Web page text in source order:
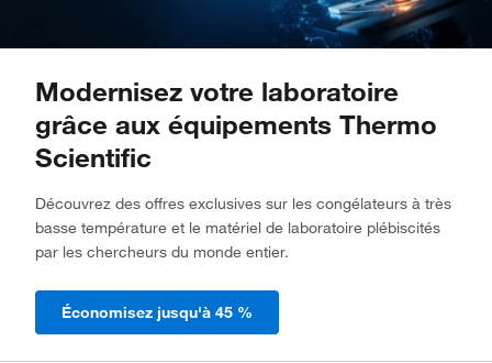
Modernisez votre laboratoire
grâce aux équipements Thermo
Scientific
Découvrez des offres exclusives sur les congélateurs à très
basse température et le matériel de laboratoire plébiscités
par les chercheurs du monde entier.
Économisez jusqu'à 45 %